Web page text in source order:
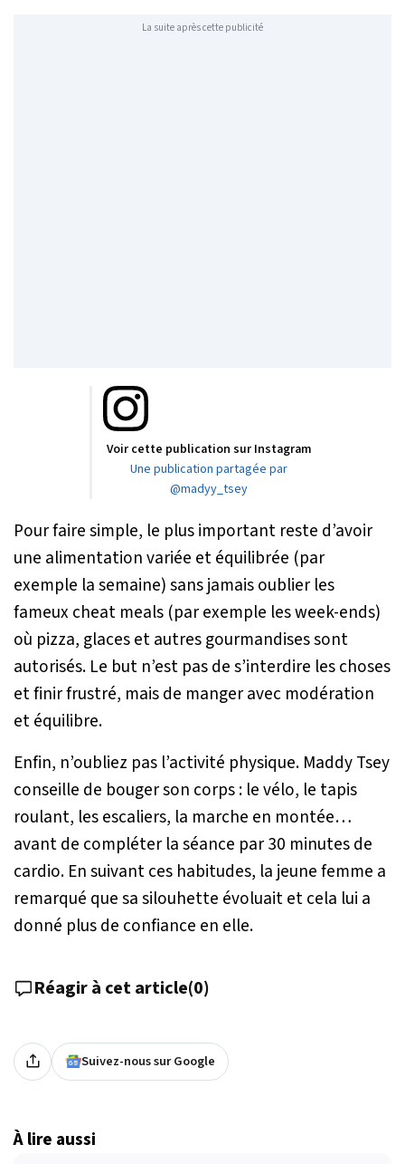
La suite après cette publicité
Voir cette publication sur Instagram
Une publication partagée par
@madyy_tsey
Pour faire simple, le plus important reste d’avoir
une alimentation variée et équilibrée (par
exemple la semaine) sans jamais oublier les
fameux cheat meals (par exemple les week-ends)
où pizza, glaces et autres gourmandises sont
autorisés. Le but n’est pas de s’interdire les choses
et finir frustré, mais de manger avec modération
et équilibre.
Enfin, n’oubliez pas l’activité physique. Maddy Tsey
conseille de bouger son corps : le vélo, le tapis
roulant, les escaliers, la marche en montée…
avant de compléter la séance par 30 minutes de
cardio. En suivant ces habitudes, la jeune femme a
remarqué que sa silouhette évoluait et cela lui a
donné plus de confiance en elle.
Réagir à cet article(0)
Suivez-nous sur Google
À lire aussi